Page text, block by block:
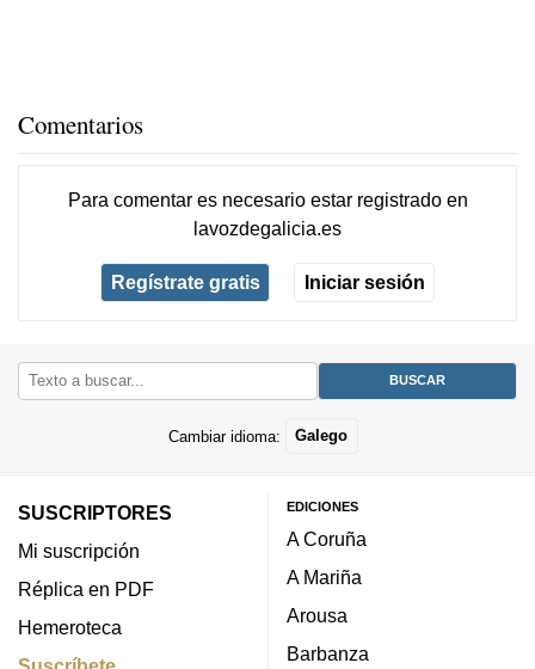
Comentarios
Para comentar es necesario estar registradoen
lavozdegalicia.es
Regístrate gratis Iniciar sesión
Cambiar idioma: Galego
SUSCRIPTORES
Mi suscripción
Réplica en PDF
Hemeroteca
EDICIONES
A Coruña
A Mariña
Arousa
Barbanza